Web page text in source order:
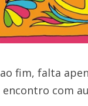
fim, falta
com